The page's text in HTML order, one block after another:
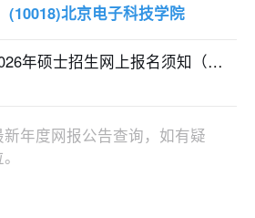
(10018)北京电子科技学院
北京电子科技学院2026年硕士招生网上报名须知（务必仔细阅读）
年度网报公告查询，如有疑